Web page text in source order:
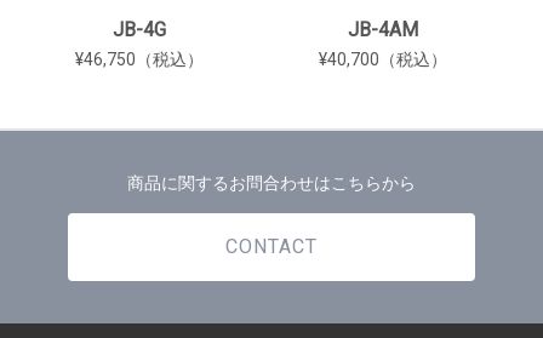
JB-4G
¥46,750（税込）
JB-4AM
¥40,700（税込）
商品に関するお問合わせはこちらから
CONTACT